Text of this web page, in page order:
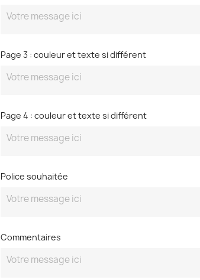
Page 3 : couleur et texte si différent
Page 4 : couleur et texte si différent
Police souhaitée
Commentaires